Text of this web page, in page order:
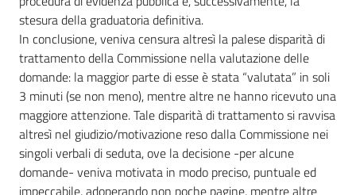
stesura della graduatoria definitiva.
In conclusione, veniva censura altresì la palese disparità di
trattamento della Commissione nella valutazione delle
domande: la maggior parte di esse è stata “valutata” in soli
3 minuti (se non meno), mentre altre ne hanno ricevuto una
maggiore attenzione. Tale disparità di trattamento si ravvisa
altresì nel giudizio/motivazione reso dalla Commissione nei
singoli verbali di seduta, ove la decisione -per alcune
domande- veniva motivata in modo preciso, puntuale ed
impeccabile, adoperando non poche pagine, mentre altre